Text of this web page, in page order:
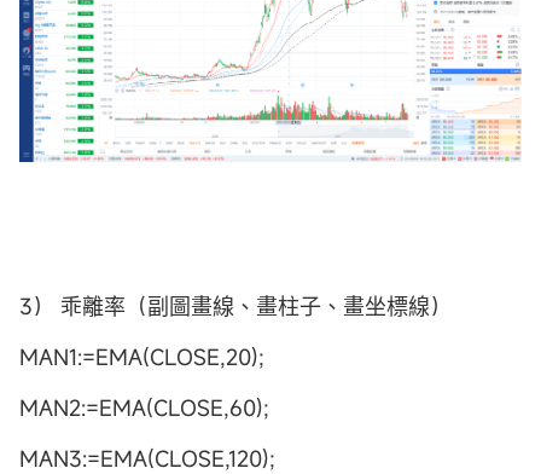
3） 乖離率（副圖畫線、畫柱子、畫坐標線）
MAN1:=EMA(CLOSE,20);
MAN2:=EMA(CLOSE,60);
MAN3:=EMA(CLOSE,120);